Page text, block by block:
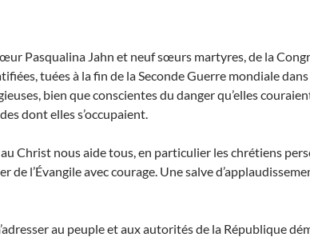
Pasqualina Jahn et neuf sœurs martyres, de la
tuées à la fin de la Seconde Guerre mondiale
bien que conscientes du danger qu’elles
dont elles s’occupaient.
Christ nous aide tous, en particulier les chrétiens
de l’Évangile avec courage. Une salve
au peuple et aux autorités de la République